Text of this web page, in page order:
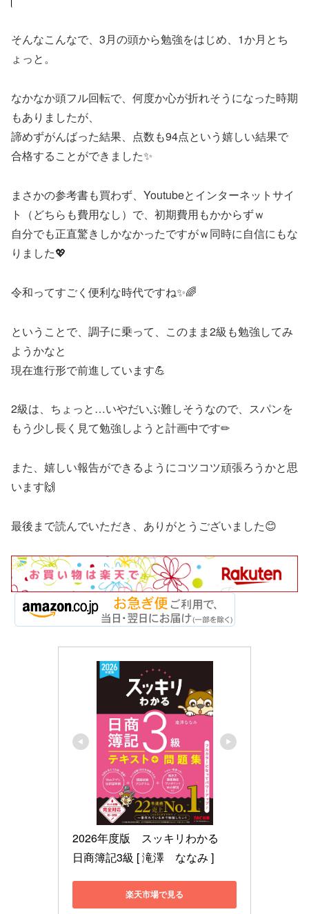
そんなこんなで、3月の頭から勉強をはじめ、1か月とち
ょっと。
なかなか頭フル回転で、何度か心が折れそうになった時期
もありましたが、
諦めずがんばった結果、点数も94点という嬉しい結果で
合格することができました✨
まさかの参考書も買わず、Youtubeとインターネットサイ
ト（どちらも費用なし）で、初期費用もかからずｗ
自分でも正直驚きしかなかったですがｗ同時に自信にもな
りました💖
令和ってすごく便利な時代ですね✨🌈
ということで、調子に乗って、このまま2級も勉強してみ
ようかなと
現在進行形で前進しています💪
2級は、ちょっと…いやだいぶ難しそうなので、スパンを
もう少し長く見て勉強しようと計画中です✏
また、嬉しい報告ができるようにコツコツ頑張ろうかと思
います🙌
最後まで読んでいただき、ありがとうございました😊
2026年度版　スッキリわかる
日商簿記3級 [ 滝澤　ななみ ]
楽天市場で見る